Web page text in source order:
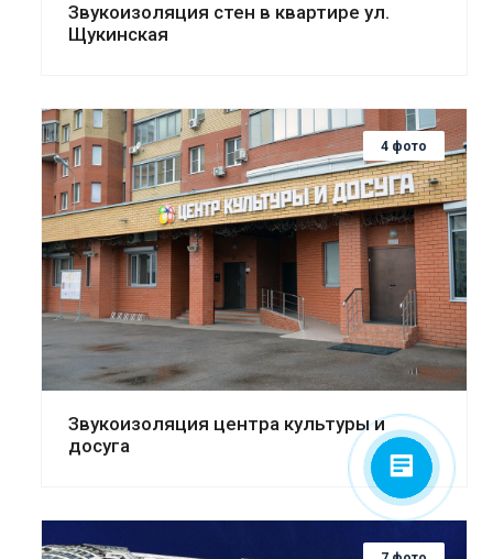
Звукоизоляция стен в квартире ул.
Щукинская
4 фото
Смотреть проект
Звукоизоляция центра культуры и
досуга